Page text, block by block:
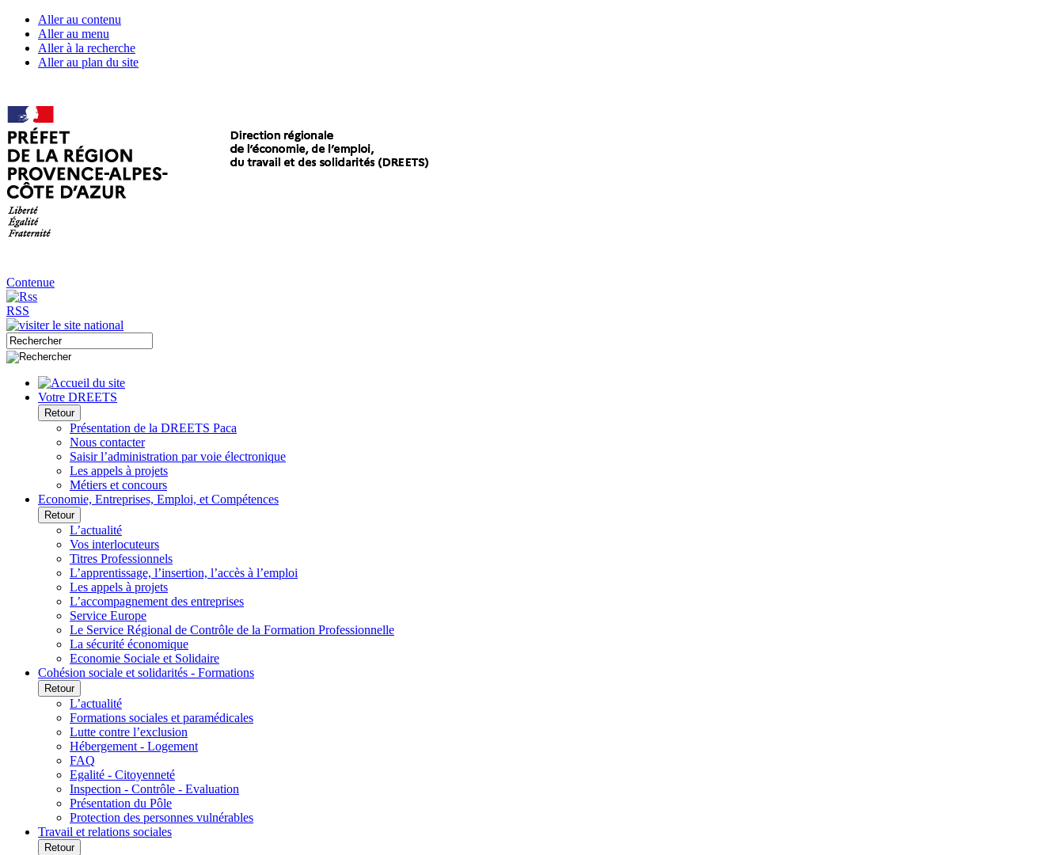
Aller au contenu
Aller au menu
Aller à la recherche
Aller au plan du site
Contenue
RSS
Votre DREETS
Retour
Présentation de la DREETS Paca
Nous contacter
Saisir l’administration par voie électronique
Les appels à projets
Métiers et concours
Economie, Entreprises, Emploi, et Compétences
Retour
L’actualité
Vos interlocuteurs
Titres Professionnels
L’apprentissage, l’insertion, l’accès à l’emploi
Les appels à projets
L’accompagnement des entreprises
Service Europe
Le Service Régional de Contrôle de la Formation Professionnelle
La sécurité économique
Economie Sociale et Solidaire
Cohésion sociale et solidarités - Formations
Retour
L’actualité
Formations sociales et paramédicales
Lutte contre l’exclusion
Hébergement - Logement
FAQ
Egalité - Citoyenneté
Inspection - Contrôle - Evaluation
Présentation du Pôle
Protection des personnes vulnérables
Travail et relations sociales
Retour